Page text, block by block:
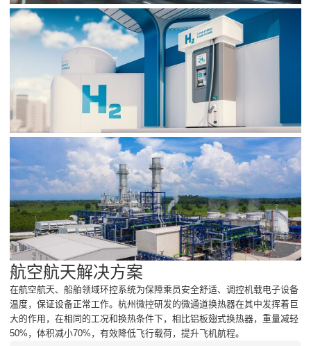
航空航天解决方案
在航空航天、船舶领域环控系统为保障乘员安全舒适、调控机载电子设备
温度，保证设备正常工作。杭州微控研发的微通道换热器在其中发挥着巨
大的作用，在相同的工况和换热条件下，相比铝板翅式换热器，重量减轻
50%，体积减小70%，有效降低飞行载荷，提升飞机航程。